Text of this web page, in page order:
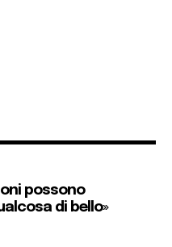
possono
di bello»